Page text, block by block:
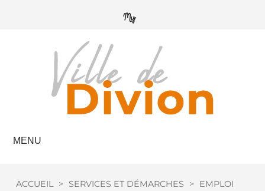
MENU
ACCUEIL > SERVICES ET DÉMARCHES > EMPLOI /